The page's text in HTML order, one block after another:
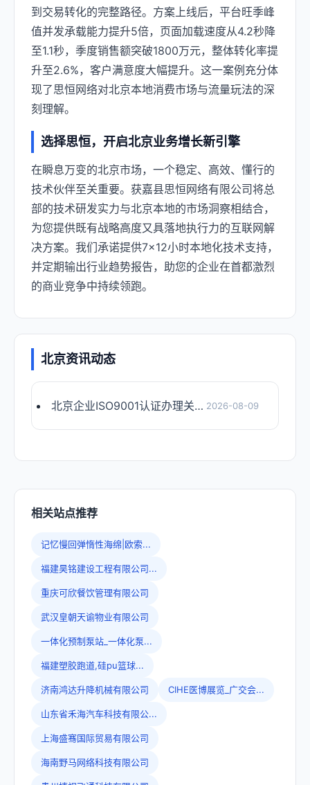
到交易转化的完整路径。方案上线后，平台旺季峰
值并发承载能力提升5倍，页面加载速度从4.2秒降
至1.1秒，季度销售额突破1800万元，整体转化率提
升至2.6%，客户满意度大幅提升。这一案例充分体
现了思恒网络对北京本地消费市场与流量玩法的深
刻理解。
选择思恒，开启北京业务增长新引擎
在瞬息万变的北京市场，一个稳定、高效、懂行的
技术伙伴至关重要。获嘉县思恒网络有限公司将总
部的技术研发实力与北京本地的市场洞察相结合，
为您提供既有战略高度又具落地执行力的互联网解
决方案。我们承诺提供7×12小时本地化技术支持，
并定期输出行业趋势报告，助您的企业在首都激烈
的商业竞争中持续领跑。
北京资讯动态
北京企业ISO9001认证办理关键路径解析 2026-08-09
相关站点推荐
记忆慢回弹惰性海绵|欧索...
福建昊铭建设工程有限公司...
重庆可欣餐饮管理有限公司
武汉皇朝天谕物业有限公司
一体化预制泵站_一体化泵...
福建塑胶跑道,硅pu篮球...
济南鸿达升降机械有限公司 CIHE医博展览_广交会...
山东省禾海汽车科技有限公...
上海盛骞国际贸易有限公司
海南野马网络科技有限公司